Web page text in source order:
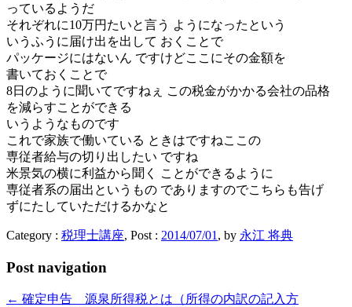
っているようだ
それぞれに10万円たいと言う ようになったという
いうふうに届け出を出して おくことで
パッケージにはないん ですけどここにその金額を
書いておくことで
8日のように聞いてですねぇ この税金がかかる会社の品格
を減らすことができる
いうようなものです
これで家族で働いている ときはですねここの
専従者給与の切り出したい ですね
米景気の横に利益から聞く ことができるように
専従者系の届出というもの でありますのでこちらも告げ
ずにたしていただけるかなと
Category : 税理士講座, Post : 2014/07/01 , by 永江 将典
Post navigation
← 確定申告 源泉所得税とは（所得の内訳の記入方